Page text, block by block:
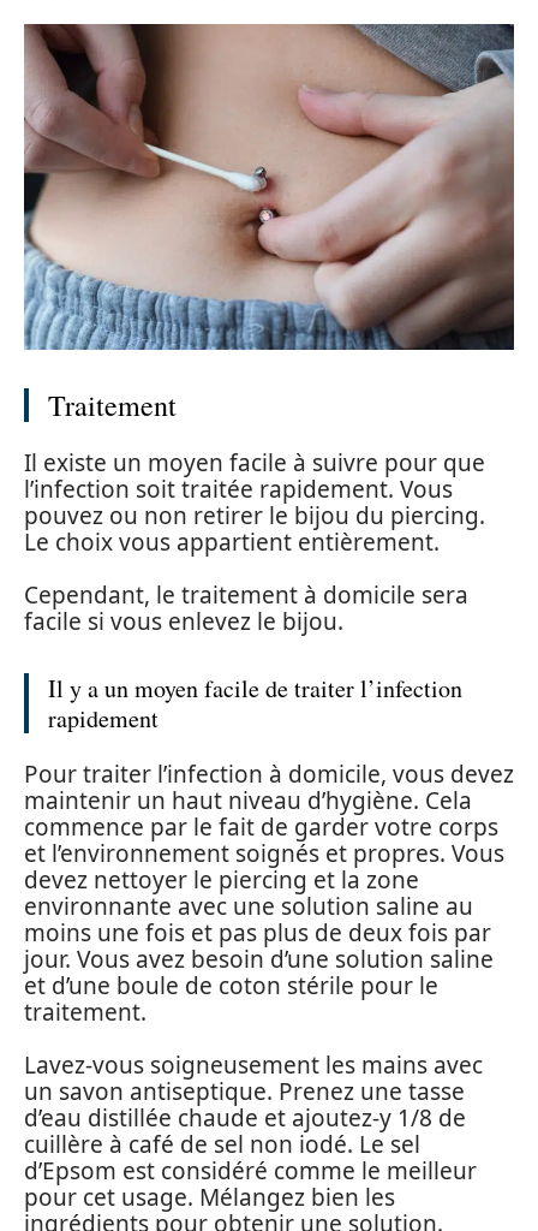
Traitement
Il existe un moyen facile à suivre pour que
l’infection soit traitée rapidement. Vous
pouvez ou non retirer le bijou du piercing.
Le choix vous appartient entièrement.
Cependant, le traitement à domicile sera
facile si vous enlevez le bijou.
Il y a un moyen facile de traiter l’infection
rapidement
Pour traiter l’infection à domicile, vous devez
maintenir un haut niveau d’hygiène. Cela
commence par le fait de garder votre corps
et l’environnement soignés et propres. Vous
devez nettoyer le piercing et la zone
environnante avec une solution saline au
moins une fois et pas plus de deux fois par
jour. Vous avez besoin d’une solution saline
et d’une boule de coton stérile pour le
traitement.
Lavez-vous soigneusement les mains avec
un savon antiseptique. Prenez une tasse
d’eau distillée chaude et ajoutez-y 1/8 de
cuillère à café de sel non iodé. Le sel
d’Epsom est considéré comme le meilleur
pour cet usage. Mélangez bien les
ingrédients pour obtenir une solution.